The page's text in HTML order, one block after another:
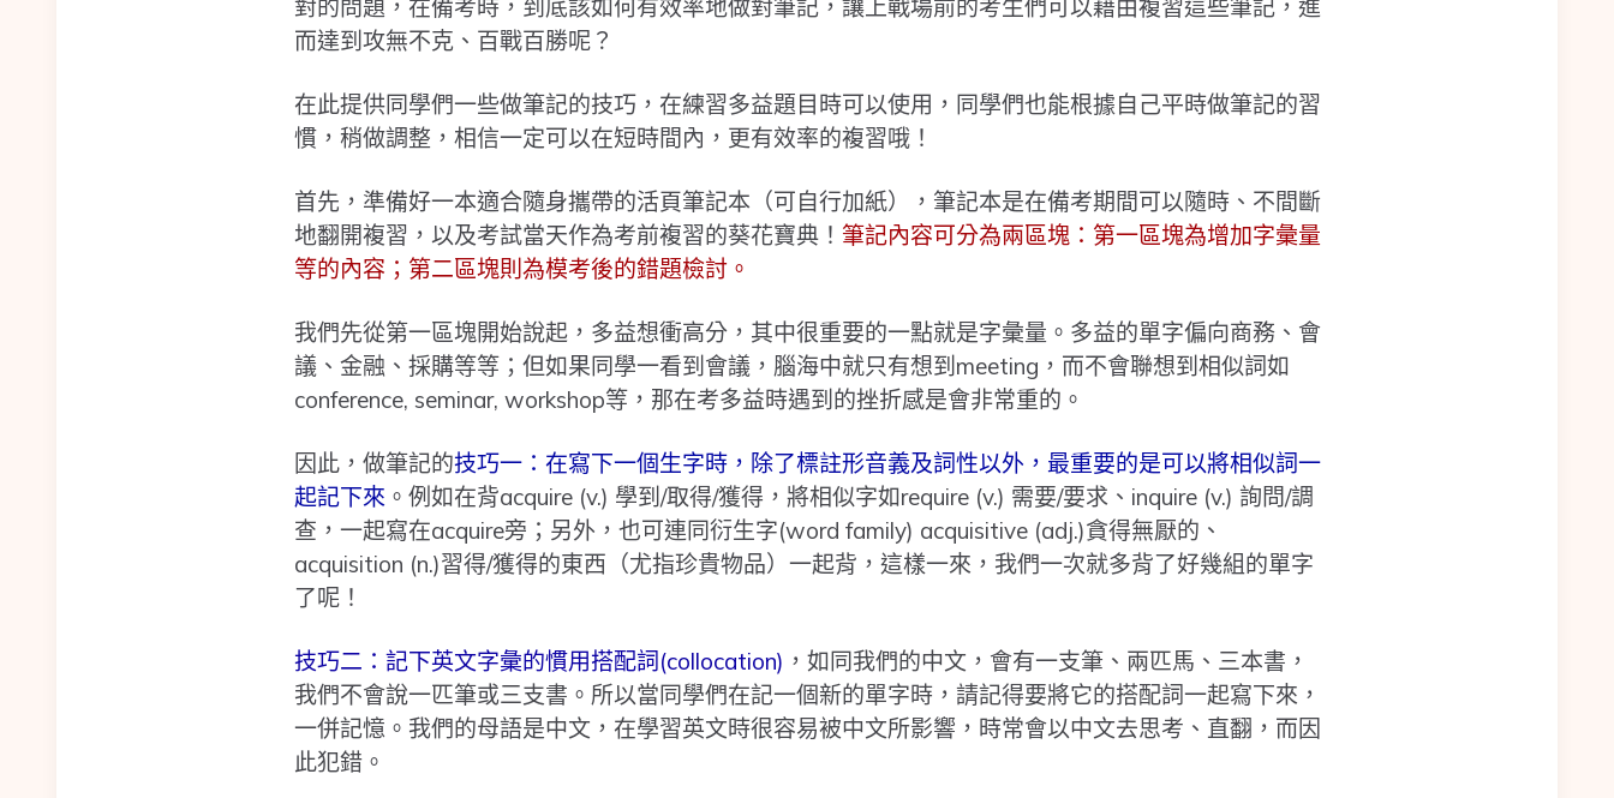
對的問題，在備考時，到底該如何有效率地做對筆記，讓上戰場前的考生們可以藉由複習這些筆記，進
而達到攻無不克、百戰百勝呢？
在此提供同學們一些做筆記的技巧，在練習多益題目時可以使用，同學們也能根據自己平時做筆記的習
慣，稍做調整，相信一定可以在短時間內，更有效率的複習哦！
首先，準備好一本適合隨身攜帶的活頁筆記本（可自行加紙），筆記本是在備考期間可以隨時、不間斷
地翻開複習，以及考試當天作為考前複習的葵花寶典！ 筆記內容可分為兩區塊：第一區塊為增加字彙量
等的內容；第二區塊則為模考後的錯題檢討。
我們先從第一區塊開始說起，多益想衝高分，其中很重要的一點就是字彙量。多益的單字偏向商務、會
議、金融、採購等等；但如果同學一看到會議，腦海中就只有想到meeting，而不會聯想到相似詞如
conference, seminar, workshop等，那在考多益時遇到的挫折感是會非常重的。
因此，做筆記的技巧一：在寫下一個生字時，除了標註形音義及詞性以外，最重要的是可以將相似詞一
起記下來 。例如在背acquire (v.) 學到/取得/獲得，將相似字如require (v.) 需要/要求、inquire (v.) 詢問/調
查，一起寫在acquire旁；另外，也可連同衍生字(word family) acquisitive (adj.)貪得無厭的、
acquisition (n.)習得/獲得的東西（尤指珍貴物品）一起背，這樣一來，我們一次就多背了好幾組的單字
了呢！
技巧二：記下英文字彙的慣用搭配詞(collocation) ，如同我們的中文，會有一支筆、兩匹馬、三本書，
我們不會說一匹筆或三支書。所以當同學們在記一個新的單字時，請記得要將它的搭配詞一起寫下來，
一併記憶。我們的母語是中文，在學習英文時很容易被中文所影響，時常會以中文去思考、直翻，而因
此犯錯。